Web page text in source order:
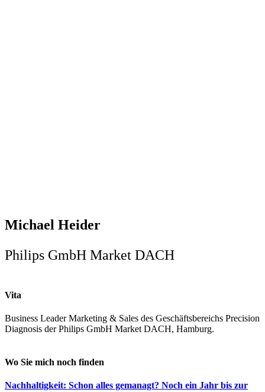
Michael Heider
Philips GmbH Market DACH
Vita
Business Leader Marketing & Sales des Geschäftsbereichs Precision
Diagnosis der Philips GmbH Market DACH, Hamburg.
Wo Sie mich noch finden
Nachhaltigkeit: Schon alles gemanagt? Noch ein Jahr bis zur